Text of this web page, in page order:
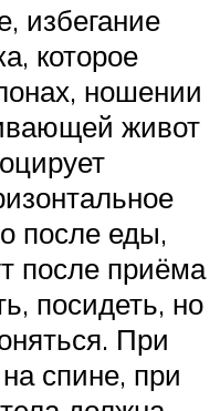
избегание
которое
ношении
живот
после еды,
после приёма
посидеть, но
При
спине, при